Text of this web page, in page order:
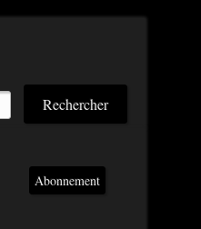
Abonnement